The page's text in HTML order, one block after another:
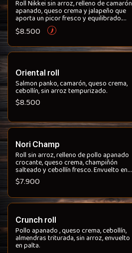
Roll Nikkei sin arroz, relleno de camarón
apanado, queso crema y jalapeño que
aporta un picor fresco y equilibrado.
Envuelto en palta cremosa y
acompañado de salsa acevichada. Logra
refrescante, donde el contraste entre
acidez, grasa y picante lo hace adictivo.
$8.500
Oriental roll
Salmon panko, camarón, queso crema,
cebollín, sin arroz tempurizado.
$8.500
Nori Champ
Roll sin arroz, relleno de pollo apanado
crocante, queso crema, champiñón
salteado y cebollín fresco. Envuelto en
nori panko dorado. Logrando una textura
intensa y crujiente en cada bocado, con
equilibra perfectamente el conjunto.
$7.900
Crunch roll
Pollo apanado , queso crema, cebollín,
almendras triturada, sin arroz, envuelto
en palta.